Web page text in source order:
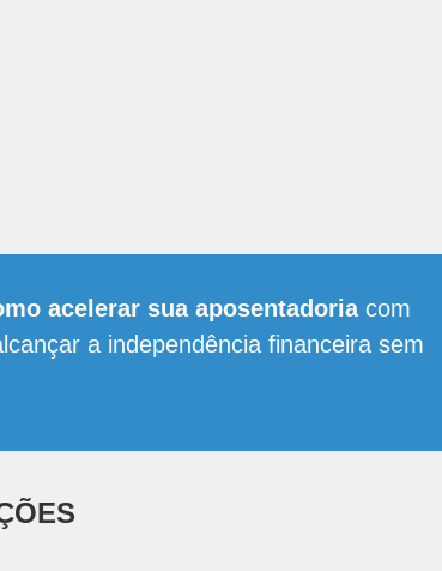
acelerar sua aposentadoriacom
a independência financeira sem